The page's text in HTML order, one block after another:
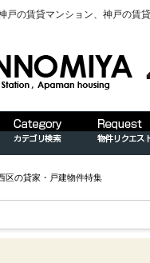
の賃貸マンション、神戸の賃
区の貸家・戸建物件特集